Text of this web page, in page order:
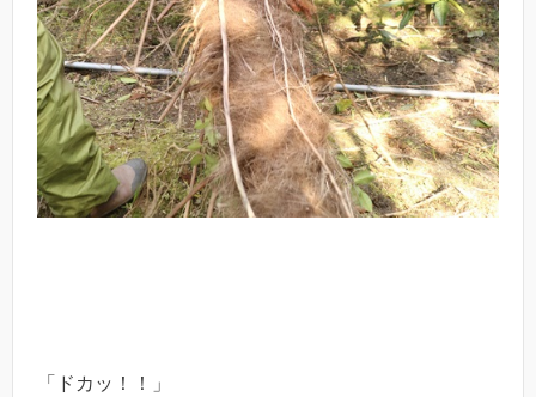
「ドカッ！！」